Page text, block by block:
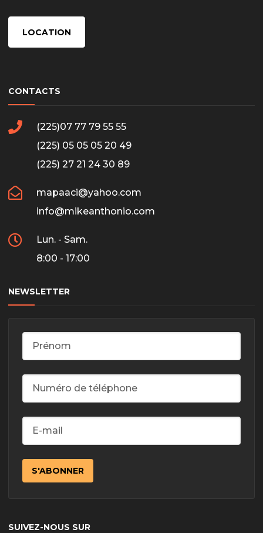
LOCATION
CONTACTS
(225)07 77 79 55 55
(225) 05 05 05 20 49
(225) 27 21 24 30 89
mapaaci@yahoo.com
info@mikeanthonio.com
Lun. - Sam.
8:00 - 17:00
NEWSLETTER
SUIVEZ-NOUS SUR